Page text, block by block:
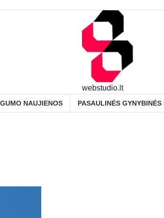
webstudio.lt
NAUJIENOS PASAULINĖS